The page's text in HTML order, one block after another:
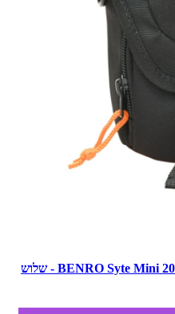
תיק למצלמה עם רצועת כתף בנרו BENRO Syte Mini 20 - שלוש